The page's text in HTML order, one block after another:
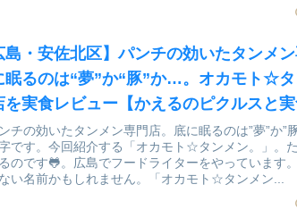
島・安佐北区】パンチの効いたタンメン
眠るのは“夢”か“豚”か…。オカモト☆
を実食レビュー【かえるのピクルスと
チの効いたタンメン専門店。底に眠るのは”夢”か”豚
です。今回紹介する「オカモト☆タンメン。」。
のです🐸。広島でフードライターをやっています
い名前かもしれません。「オカモト☆タンメン...